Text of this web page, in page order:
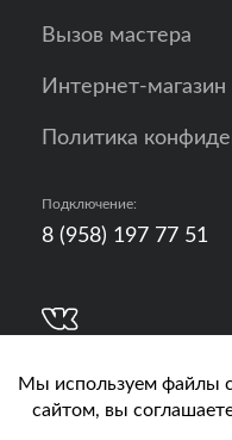
Вызов мастера
Интернет-магазин
Политика
Подключение:
8 (958) 197 77 51
Кислород